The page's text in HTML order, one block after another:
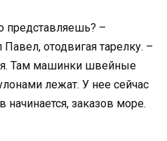
представляешь? –
отодвигая тарелку. –
Там машинки швейные
лежат. У нее сейчас
заказов море.